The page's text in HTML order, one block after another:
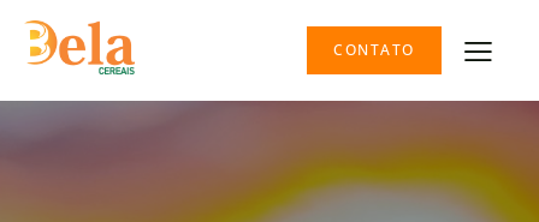
CONTATO